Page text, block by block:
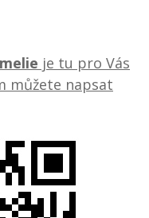
je tu pro Vás
můžete napsat